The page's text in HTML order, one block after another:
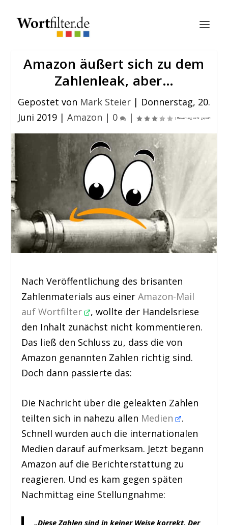
Amazon äußert sich zu dem
Zahlenleak, aber…
Gepostet von Mark Steier | Donnerstag, 20.
Juni 2019| Amazon | 0 |
Nach Veröffentlichung des brisanten
Zahlenmaterials aus einerAmazon-Mail
auf Wortfilter , wollte der Handelsriese
den Inhalt zunächst nicht kommentieren.
Das ließ den Schluss zu, dass die von
Amazon genannten Zahlen richtig sind.
Doch dann passierte das:
Die Nachricht über die geleakten Zahlen
teilten sich in nahezu allen Medien .
Schnell wurden auch die internationalen
Medien darauf aufmerksam. Jetzt begann
Amazon auf die Berichterstattung zu
reagieren. Und es kam gegen späten
Nachmittag eine Stellungnahme:
„Diese Zahlen sind in keiner Weise korrekt. Der